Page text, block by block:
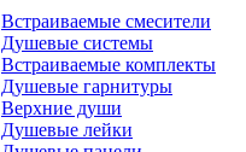
Встраиваемые смесители
Душевые системы
Встраиваемые комплекты
Душевые гарнитуры
Верхние души
Душевые лейки